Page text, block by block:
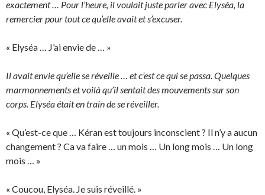
exactement … Pour l’heure, il voulait juste parler avec Elyséa, la
remercier pour tout ce qu’elle avait et s’excuser.
« Elyséa … J’ai envie de … »
Il avait envie qu’elle se réveille … et c’est ce qui se passa. Quelques
marmonnements et voilà qu’il sentait des mouvements sur son
corps. Elyséa était en train de se réveiller.
« Qu’est-ce que … Kéran est toujours inconscient ? Il n’y a aucun
changement ? Ca va faire … un mois … Un long mois … Un long
mois … »
« Coucou, Elyséa. Je suis réveillé. »